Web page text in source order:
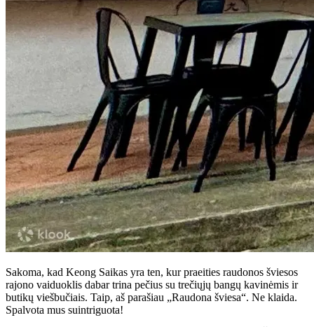
Sakoma, kad Keong Saikas yra ten, kur praeities raudonos šviesos
rajono vaiduoklis dabar trina pečius su trečiųjų bangų kavinėmis ir
butikų viešbučiais. Taip, aš parašiau „Raudona šviesa“. Ne klaida.
Spalvota mus suintriguota!